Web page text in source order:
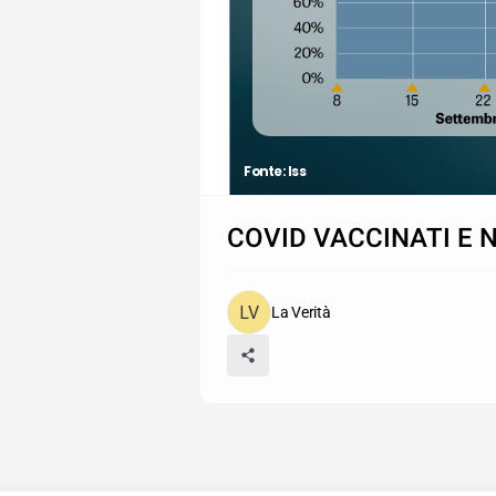
Fonte: Iss
COVID VACCINATI E
La Verità